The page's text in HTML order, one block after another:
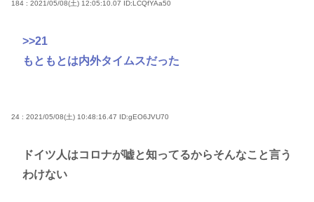
184 : 2021/05/08(土) 12:05:10.07 ID:LCQfYAa50
>>21
もともとは内外タイムスだった
24 : 2021/05/08(土) 10:48:16.47 ID:gEO6JVU70
ドイツ人はコロナが嘘と知ってるからそんなこと言う
わけない